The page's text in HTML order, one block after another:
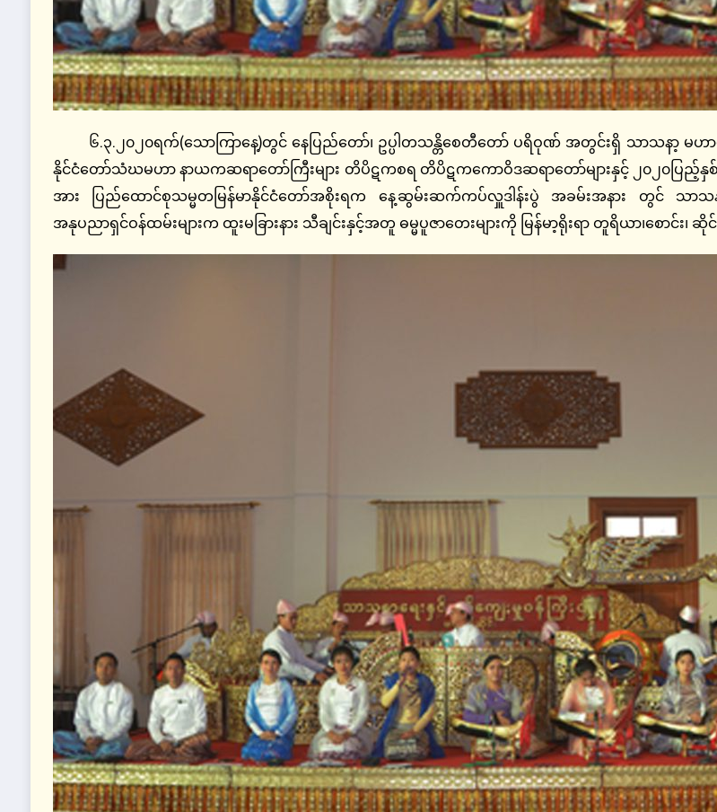
၆.၃.၂၀၂၀ရက်(သောကြာနေ့)တွင် နေပြည်တော်၊ ဥပ္ပါတသန္တိစေတီတော် ပရိဝုဏ် အတွင်းရှိ သာသနာ့ မ
နိုင်ငံတော်သံဃမဟာ နာယကဆရာတော်ကြီးများ တိပိဋကစရ တိပိဋကကောဝိဒဆရာတော်များနှင့် ၂၀၂၀ပ
အား ပြည်ထောင်စုသမ္မတမြန်မာနိုင်ငံတော်အစိုးရက နေ့ဆွမ်းဆက်ကပ်လှူဒါန်းပွဲ အခမ်းအနား တွင် သာသန
အနုပညာရှင်ဝန်ထမ်းများက ထူးမခြားနား သီချင်းနှင့်အတူ ဓမ္မပူဇာတေးများကို မြန်မာ့ရိုးရာ တူရိယာ၊စောင်